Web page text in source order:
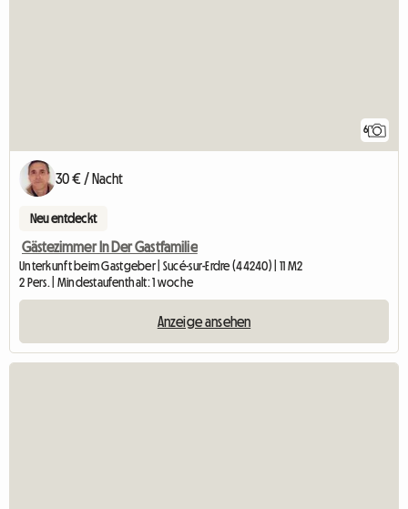
6
30 € / Nacht
Neu entdeckt
Gästezimmer In Der Gastfamilie
Unterkunft beim Gastgeber | Sucé-sur-Erdre (44240) | 11 M2
2 Pers. | Mindestaufenthalt: 1 woche
Anzeige ansehen